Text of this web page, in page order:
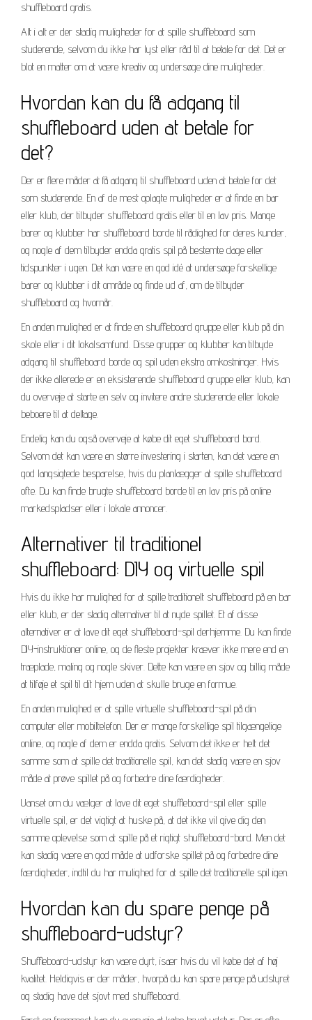
shuffleboard gratis.
Alt i alt er der stadig muligheder for at spille shuffleboard som
studerende, selvom du ikke har lyst eller råd til at betale for det. Det er
blot en matter om at være kreativ og undersøge dine muligheder.
Hvordan kan du få adgang til
shuffleboard uden at betale for
det?
Der er flere måder at få adgang til shuffleboard uden at betale for det
som studerende. En af de mest oplagte muligheder er at finde en bar
eller klub, der tilbyder shuffleboard gratis eller til en lav pris. Mange
barer og klubber har shuffleboard borde til rådighed for deres kunder,
og nogle af dem tilbyder endda gratis spil på bestemte dage eller
tidspunkter i ugen. Det kan være en god idé at undersøge forskellige
barer og klubber i dit område og finde ud af, om de tilbyder
shuffleboard og hvornår.
En anden mulighed er at finde en shuffleboard gruppe eller klub på din
skole eller i dit lokalsamfund. Disse grupper og klubber kan tilbyde
adgang til shuffleboard borde og spil uden ekstra omkostninger. Hvis
der ikke allerede er en eksisterende shuffleboard gruppe eller klub, kan
du overveje at starte en selv og invitere andre studerende eller lokale
beboere til at deltage.
Endelig kan du også overveje at købe dit eget shuffleboard bord.
Selvom det kan være en større investering i starten, kan det være en
god langsigtede besparelse, hvis du planlægger at spille shuffleboard
ofte. Du kan finde brugte shuffleboard borde til en lav pris på online
markedspladser eller i lokale annoncer.
Alternativer til traditionel
shuffleboard: DIY og virtuelle spil
Hvis du ikke har mulighed for at spille traditionelt shuffleboard på en bar
eller klub, er der stadig alternativer til at nyde spillet. Et af disse
alternativer er at lave dit eget shuffleboard-spil derhjemme. Du kan finde
DIY-instruktioner online, og de fleste projekter kræver ikke mere end en
træplade, maling og nogle skiver. Dette kan være en sjov og billig måde
at tilføje et spil til dit hjem uden at skulle bruge en formue.
En anden mulighed er at spille virtuelle shuffleboard-spil på din
computer eller mobiltelefon. Der er mange forskellige spil tilgængelige
online, og nogle af dem er endda gratis. Selvom det ikke er helt det
samme som at spille det traditionelle spil, kan det stadig være en sjov
måde at prøve spillet på og forbedre dine færdigheder.
Uanset om du vælger at lave dit eget shuffleboard-spil eller spille
virtuelle spil, er det vigtigt at huske på, at det ikke vil give dig den
samme oplevelse som at spille på et rigtigt shuffleboard-bord. Men det
kan stadig være en god måde at udforske spillet på og forbedre dine
færdigheder, indtil du har mulighed for at spille det traditionelle spil igen.
Hvordan kan du spare penge på
shuffleboard-udstyr?
Shuffleboard-udstyr kan være dyrt, især hvis du vil købe det af høj
kvalitet. Heldigvis er der måder, hvorpå du kan spare penge på udstyret
og stadig have det sjovt med shuffleboard.